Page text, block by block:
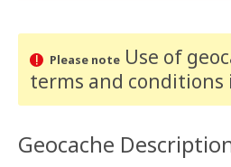
Please noteUse of
terms and conditions
Geocache